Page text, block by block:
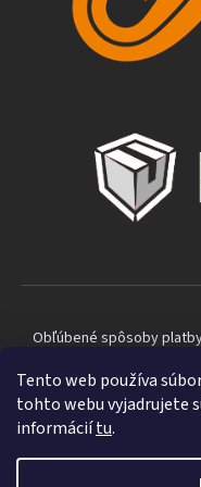
Tento web používa
tohto webu vyjadrujete
informáciítu.
Obľúbené spôsoby